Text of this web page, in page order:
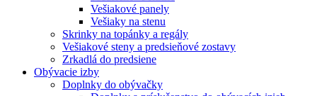
Vešiakové panely
Vešiaky na stenu
Skrinky na topánky a regály
Vešiakové steny a predsieňové zostavy
Zrkadlá do predsiene
Obývacie izby
Doplnky do obývačky